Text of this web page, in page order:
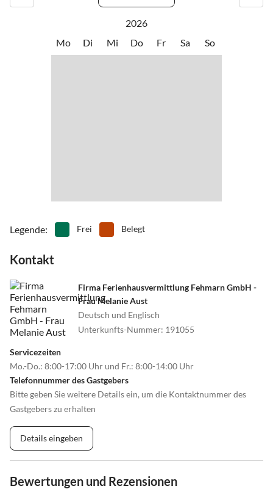
Vögel beobachten
Wandern
Der Ort Gollendorf befindet sich zwischen Lemkenhafen und Orth,
diese nachbarorte sind auch leicht mit dem Fahrrad erreichbar. In
Lemkenhafen finden Sie gemütliche Restaurants und Cafés.
2026
Mo
Di Mi Do Fr Sa So
Legende: Frei Belegt
Kontakt
Firma Ferienhausvermittlung Fehmarn GmbH -
Frau Melanie Aust
Deutsch und Englisch
Unterkunfts-Nummer: 191055
Servicezeiten
Mo.-Do.: 8:00-17:00 Uhr und Fr.: 8:00-14:00 Uhr
Telefonnummer des Gastgebers
Bitte geben Sie weitere Details ein, um die Kontaktnummer des
Gastgebers zu erhalten
Details eingeben
Bewertungen und Rezensionen